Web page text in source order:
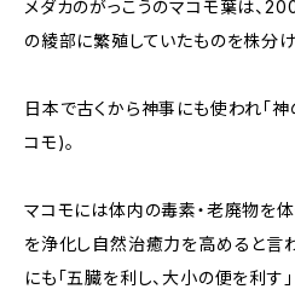
メダカのがっこうのマコモ葉は、
の綾部に繁殖していたものを株分け
日本で古くから神事にも使われ「
コモ)。
マコモには体内の毒素・老廃物を
を浄化し自然治癒力を高めると言
にも「五臓を利し、大小の便を利す